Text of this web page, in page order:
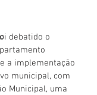
debatido o
a implementação
municipal, com
Municipal, uma